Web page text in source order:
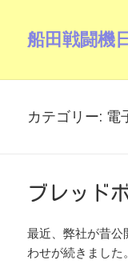
船田戦闘機
カテゴリー: 電
ブレッド
最近、弊社が昔公
わせが続きました